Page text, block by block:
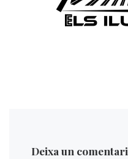
Deixa un comentari